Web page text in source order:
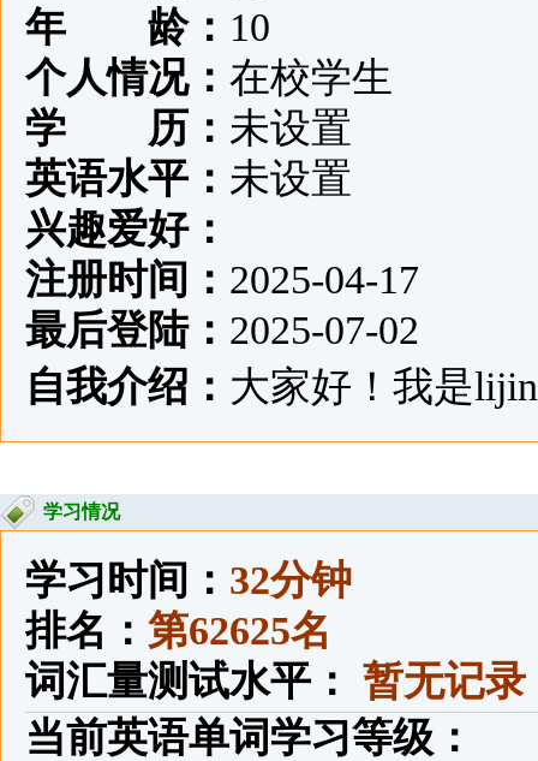
年 龄： 10
个人情况： 在校学生
学 历： 未设置
英语水平： 未设置
兴趣爱好：
注册时间： 2025-04-17
最后登陆： 2025-07-02
自我介绍： 大家好！我是
学习情况
学习时间： 32分钟
排名： 第62625名
词汇量测试水平： 暂无记录
当前英语单词学习等级：